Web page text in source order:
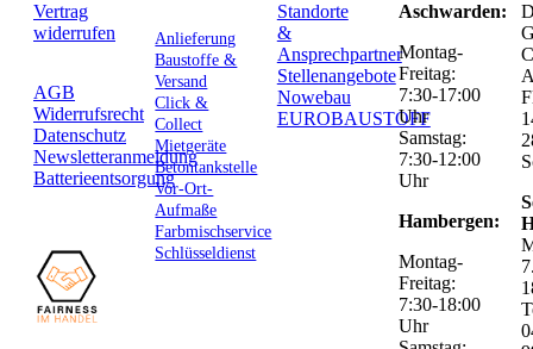
Vertrag
widerrufen
AGB
Widerrufsrecht
Datenschutz
Newsletteranmeldung
Batterieentsorgung
Anlieferung
Baustoffe &
Versand
Click &
Collect
Mietgeräte
Betontankstelle
Vor-Ort-
Aufmaße
Farbmischservice
Schlüsseldienst
Standorte
&
Ansprechpartner
Stellenangebote
Nowebau
EUROBAUSTOFF
Aschwarden:
Montag-
Freitag:
7:30-17:00
Uhr
Samstag:
7:30-12:00
Uhr
Hambergen:
Montag-
Freitag:
7:30-18:00
Uhr